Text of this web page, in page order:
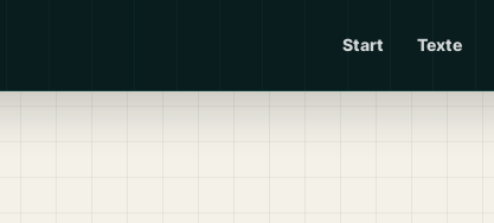
Start Texte